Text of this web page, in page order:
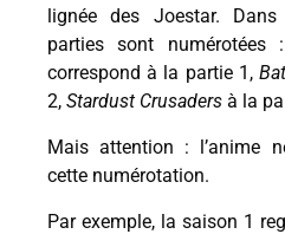
lignée des Joestar.
parties sont numérotées
correspond à la partie 1,
2, Stardust Crusaders à la
Mais attention : l’anime
cette numérotation.
Par exemple, la saison 1